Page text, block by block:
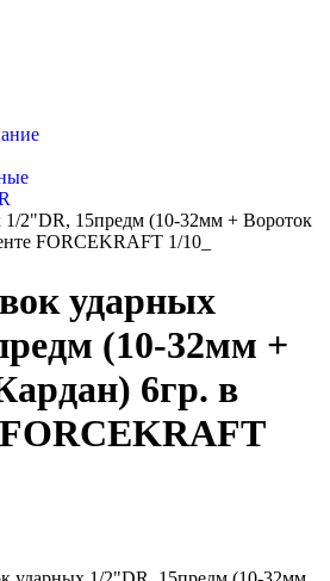
1/2"DR, 15предм (10-32мм + Вороток
FORCEKRAFT 1/10_
ударных
(10-32мм +
6гр. в